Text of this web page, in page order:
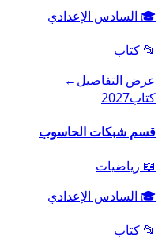
🎓 السادس الإعدادي
📂 كتاب
عرض التفاصيل←
كتاب2027
قسم شبكات الحاسوب
📖 رياضيات
🎓 السادس الإعدادي
📂 كتاب